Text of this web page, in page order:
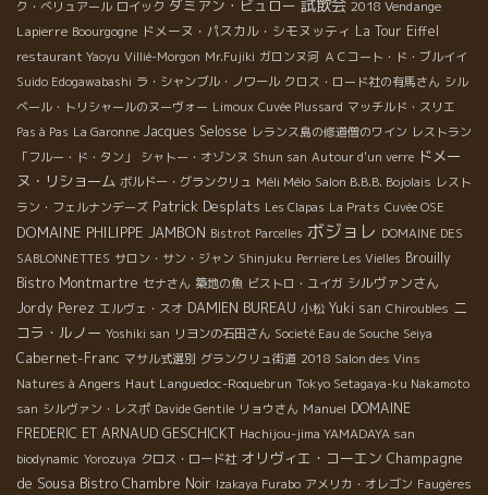
ク・べリュアール ロイック ダミアン・ビュロー 試飲会 2018 Vendange
Lapierre Boourgogne ドメーヌ・パスカル・シモヌッティ La Tour Eiffel
restaurant Yaoyu Villié-Morgon Mr.Fujiki ガロンヌ河 ＡＣコート・ド・ブルイイ
Suido Edogawabashi ラ・シャンブル・ノワール クロス・ロード社の有馬さん シル
ベール・トリシャールのヌーヴォー Limoux Cuvée Plussard マッチルド・スリエ
Pas à Pas La Garonne Jacques Selosse レランス島の修道僧のワイン レストラン
「フルー・ド・タン」
シャトー・オゾンヌ Shun san Autour d'un verre ドメー
ヌ・リショーム ボルドー・グランクリュ Méli Mélo Salon B.B.B. Bojolais レスト
ラン・フェルナンデーズ Patrick Desplats Les Clapas La Prats Cuvée OSE
DOMAINE PHILIPPE JAMBON Bistrot Parcelles ボジョレ DOMAINE DES
SABLONNETTES サロン・サン・ジャン Shinjuku Perriere Les Vielles Brouilly
Bistro Montmartre セナさん 築地の魚 ビストロ・ユイガ シルヴァンさん
Jordy Perez エルヴェ・スオ DAMIEN BUREAU 小松 Yuki san Chiroubles ニ
コラ・ルノー Yoshiki san リヨンの石田さん Societé Eau de Souche Seiya
Cabernet-Franc マサル式選別 グランクリュ街道 2018 Salon des Vins
Natures à Angers Haut Languedoc-Roquebrun Tokyo Setagaya-ku Nakamoto
san シルヴァン・レスポ Davide Gentile リョウさん Manuel DOMAINE
FREDERIC ET ARNAUD GESCHICKT Hachijou-jima YAMADAYA san
biodynamic Yorozuya クロス・ロード社 オリヴィエ・コーエン Champagne
de Sousa Bistro Chambre Noir Izakaya Furabo アメリカ・オレゴン Faugères